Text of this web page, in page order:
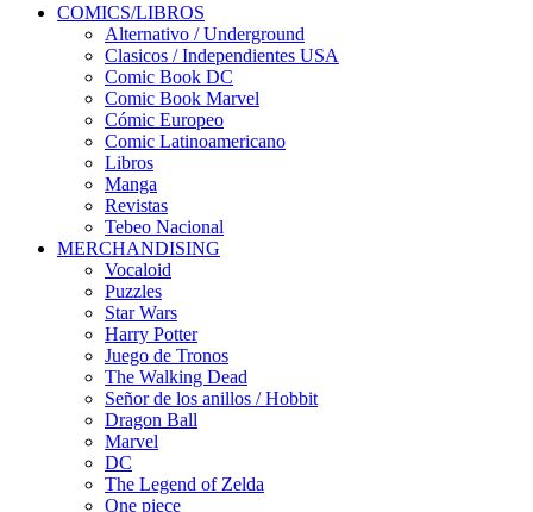
COMICS/LIBROS
Alternativo / Underground
Clasicos / Independientes USA
Comic Book DC
Comic Book Marvel
Cómic Europeo
Comic Latinoamericano
Libros
Manga
Revistas
Tebeo Nacional
MERCHANDISING
Vocaloid
Puzzles
Star Wars
Harry Potter
Juego de Tronos
The Walking Dead
Señor de los anillos / Hobbit
Dragon Ball
Marvel
DC
The Legend of Zelda
One piece